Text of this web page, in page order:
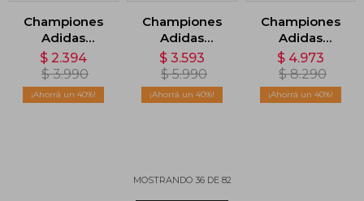
Championes
Adidas
Litecourt -
Rosado
$ 2.394
$ 3.990
40
Championes
Adidas
Campus 00s -
Rojo
$ 3.593
$ 5.990
40
Championes
Adidas
Adizero Aruku
- Beige
$ 4.973
$ 8.290
40
MOSTRANDO 36DE 82